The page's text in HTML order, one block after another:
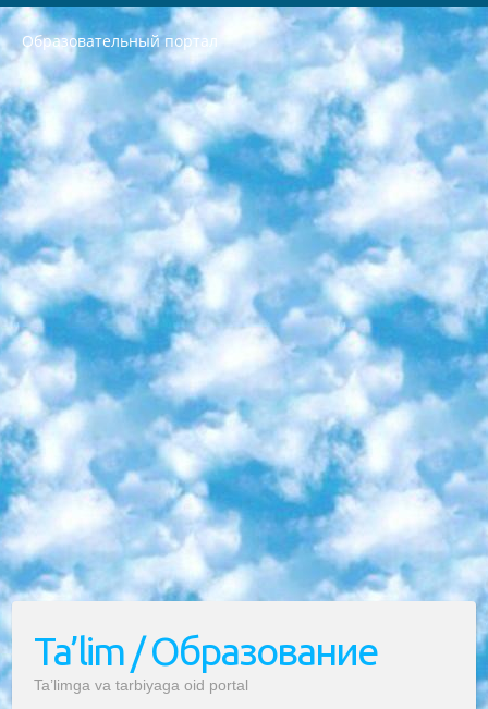
Образовательный портал
РЕСПУБЛИКА УЗБЕКИСТАН МИНИСТРЕРСТВО ДОШКОЛЬНОГО И ШКОЛЬНОГО ОБРАЗОВАНИЯ КОМАНДА в общеобразовательных учреждениях в 2023-2024 учебном году организация и проведение итоговой государственной аттестации обучающихся о Министра дошкольного и школьного образования Республики Узбекистан от 4 марта 2008 года (постановлением Минюста от 20 марта 2008 года № 1778 государственной регистрации) «Итоговое состояние учащихся общего среднего образования на основании положения об утверждении положения об аттестации общего среднего образования выпускной экзамен студентов в образовательных учреждениях в 2023-2024 учебном году В целях организации и прохождения аттестации приказываю: 1. Следующее: перечень предметов, по которым будет проводиться итоговая государственная аттестация и экзамен формы перевода согласно приложению 1; сертификаты международного образца, оценивающие уровень владения иностранными языками перечень согласно приложению 2; 2. Педагогический при специализированных образовательных учреждениях. научно-практический центр квалификации и международной оценки (Д.Давидова) 2024 г. До 25 марта: задания по предметам, по которым будет проводиться итоговая аттестация разработка и утверждение технических условий; итоговая аттестация на основании разработанного предметного задания разработка вопросов по предметам (устно и письменно), экзамен передача; общеобразовательные средние школы и специальные учебные заведения учащиеся выпускных классов школ и интернатов в агентской системе подготовка базы данных экзаменационных материалов и критериев оценки; перевод базы экзаменационных материалов на все языки обучения подать в Республиканский образовательный центр для изготовления; варианты экзаменов на основе разработанных контрольных материалов пусть будут поставлены задачи формирования. 3. Республиканский образовательный центр (Ш.Худайкулов) до 5 апреля 2024 года. до: база данных предоставленных экзаменационных материалов на все языки обучения перевод и экспертиза; для слепых, слабовидящих, глухих, слабослышащих и умственно отсталых детей учащиеся выпускных классов специализированных школ и школ-интернатов база данных экзаменационных материалов на всех преподаваемых языках подготовка критериев оценки; специализированные школы для умственно отсталых детей и технологии для учащихся выпускных классов школ-интернатов разработка соответствующих рекомендаций и критериев проведения ЕГЭ по естествознанию давать задания. 4. Педагогический при специализированных образовательных учреждениях. Научно-практический центр навыков и международной оценки (Д.Давидова), Республика образовательный центр (Худайкулов Ш.) итоговый государственный аттестационный экзамен ориентирован на творческое и логическое мышление при подготовке базы материалов учитывать введение заданий. 5. Следует отметить, что: сертификат государственного образца о знании общеобразовательного предмета и как минимум национальный уровень B1 по предметам на иностранных языках, указанным в Приложении 2. или международно признанный сертификат эквивалентного уровня студенты, изучающие определенный предмет, освобождаются от экзамена; по соответствующим предметам запланирована итоговая государственная аттестация за день до дня, путем жеребьевки Рабочей группой (в письменной форме по предметам, проводимым в форме) из числа сформированных вариантов выбрано 2 варианта; 2 выбранных варианта экзамена анонсированы на официальном сайте министерства и все выпускники по всей стране на основе этих вариантов проводит итоговую государственную аттестацию. 6. Государственное образование учащихся средних общеобразовательных учреждений. знания в соответствии с квалификационными требованиями, которые необходимо приобрести на основании стандартов итоговый (выпускной) контроль для 9 и 11 классов в целях тестирования Экзамены (далее – экзамены) состоят из предметов, перечисленных в приложении 1. будет сделано. 7. Экзамены пройдут с 26 мая по 15 июня 2024 г. (кроме науки физического воспитания). 8. Физическая для учащихся 9 классов общесредних образовательных учреждений. Экзамены по предмету «Образование, квалификация медицина» 1-6 мая 2024 года. сотрудники перевести под присмотр (с отклонениями в физическом или умственном развитии) специализированная школа для детей, школы-интернаты и со сколиозом школы-интернаты санаторного типа для больных детей исключены). 9. Он был слепым, слабовидящим и имел нарушения опорно-двигательного аппарата. экзамены в специализированных школах и интернатах для детей должны проводиться исходя из требований, предъявляемых к общеобразовательным учреждениям (физкультура кроме науки). 10. Специализированная школа для глухих и слабослышащих детей. и экзамены в интернатах и быть реализован в виде письменного теста по математике. 11. Специальность для умственно отсталых детей. Для 9 класса Родной язык и литературное письмо Государственный язык (язык обучения – узбекский). для неклассов) написано Математическое письмо Письменная/устная история Узбекистана Физическое воспитание практично Итоговый контроль Для 11 класса Написание родного языка и литературы (эссе) Математическое письмо Узбекский язык (обучение на узбекском языке) не посещающее общее среднее образование для учреждений)/Образовательное учреждение выбор письменный и устный Иностранный язык письменный/устный Письменная/устная история Узбекистана *По выбору студента:  Химия  Физика  Основы государственного права  География 10 бесплатных образовательных ресурсов - Мы составили подборку онлайн-проектов с интерактивными упражнениями, видеолекциями и статьями. Они помогут вам обрести новые и освежить старые знания бесплатно. 1. «ИНТУИТ» Старейшая образовательная площадка Рунета. Здесь вы найдёте сотни текстовых и видеокурсов на десятки различных тем — от программирования до психологии. Многие курсы подготовлены российскими университетами и крупными международными компаниями вроде Intel и Microsoft. Самостоятельное обучение бесплатное, но желающие могут оплатить услуги персональных наставников. 2. «Смартия» знакомит с актуальными профессиями и подсказывает, как им обучаться. Выбрав заинтересовавшую вас специальность — SMM-специалист, фотограф, веб-дизайнер или другую, — увидите список необходимых для неё умений. Чтобы вы могли освоить их самостоятельно, для каждого умения площадка отображает подборку ссылок на учебные материалы. Хотя «Смартия» ориентируется на русскоязычную аудиторию, часть контента всё же доступна только на английском. 3. «Лекторий Физтеха» Проект Московского физико-технического института (Физтеха). С его помощью вы можете смотреть онлайн серии лекций, записанные на видео в этом вузе. В числе доступных предметов — физика, биология, химия, информационные технологии и другие. К некоторым лекциям администрация ресурса прилагает готовые конспекты, которые можно скачивать в PDF-формате. 4. ITMOcourses Онлайн-площадка Санкт-Петербургского национального исследовательского университета информационных технологий, механики и оптики (ИТМО). Ресурс предоставляет свободный доступ к курсам, разработанным в этом вузе. Каталог материалов разбит на четыре категории: «Оптические системы и технологии», «Приборостроение и робототехника», «Информационные технологии» и «Биотехнологии». Курсы состоят из видеолекций, интерактивных демонстраций и заданий. 5. «КиберЛенинка» Электронная научная библиотека открытого доступа. Каталог площадки регулярно обрастает текстами статей из различных научных изданий. Сгруппированные по журналам и рубрикам публикации можно читать онлайн или скачивать целиком в PDF-формате. Проект нацелен на популяризацию науки за счёт открытого доступа к качественной информации. 6. «ПостНаука» На этом ресурсе публикуют подборки видеолекций, составленные экспертами из разных отраслей и объединённые общими темами. Среди них, к примеру, есть серии «Биоинформатика и геномика», «Культура средневековой Скандинавии» и Cinema Studies о теории кино. Каждая подборка лекций — логически связанная история, рассказанная экспертом от первого лица. Кроме того, на сайте появляются научно-образовательные статьи и тесты на разные темы. 7. «Newочём» Команда проекта «Newочём» отбирает самые интересные тексты из англоязычных СМИ и переводит те из них, за которые голосуют участники сообщества «ВКонтакте». По большей части это научно-популярные статьи. Редакторы придумывают лишь заголовки, в остальном содержание переводов соответствует оригиналам. Полные тексты можно читать прямо в социальной сети. 8. InternetUrok Онлайн-база материалов по основным дисциплинам школьной программы. Информация на сайте структурирована по классам, предметам и темам (урокам). Каждый урок состоит из видеолекций и конспектов. Есть также интерактивные тренажёры и тесты для закрепления пройденного материала. Даже если вы давно окончили школу, возможность повторить программу старших классов всегда может пригодиться. 9. Edutainme Ещё один ресурс об образовании. В отличие от Newtonew, как мне кажется, Edutainme больше ориентируется на представителей индустрии: педагогов, предпринимателей, разработчиков образовательных проектов. Но и любой, кто просто стремится к саморазвитию, найдёт на сайте много полезного и интересного для себя. Например, информацию о новых курсах и образовательных сервисах. 10. Newtonew Онлайн-медиа об образовании и обучении в широком смысле. Авторы Newtonew пишут об инструментах, заведениях, тактиках и стратегиях, которые помогают учить других и получать новые знания самостоятельно. На этой площадке вы найдёте новости, обзоры, аналитические мат
Ta’lim / Образование
Ta’limga va tarbiyaga oid portal